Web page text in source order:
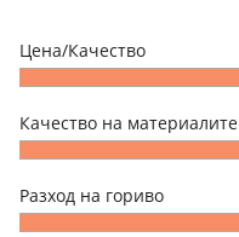
Цена/Качество
Качество на материалите
Разход на гориво